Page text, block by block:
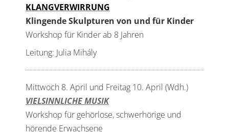
KLANGVERWIRRUNG
Klingende Skulpturen von und für Kinder
Workshop für Kinder ab 8 Jahren
Leitung: Julia Mihály
Mittwoch 8. April und Freitag 10. April (Wdh.)
VIELSINNLICHE MUSIK
Workshop für gehörlose, schwerhörige und
hörende Erwachsene